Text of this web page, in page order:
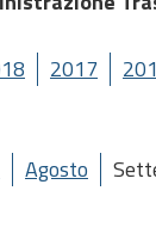
2017
Agosto